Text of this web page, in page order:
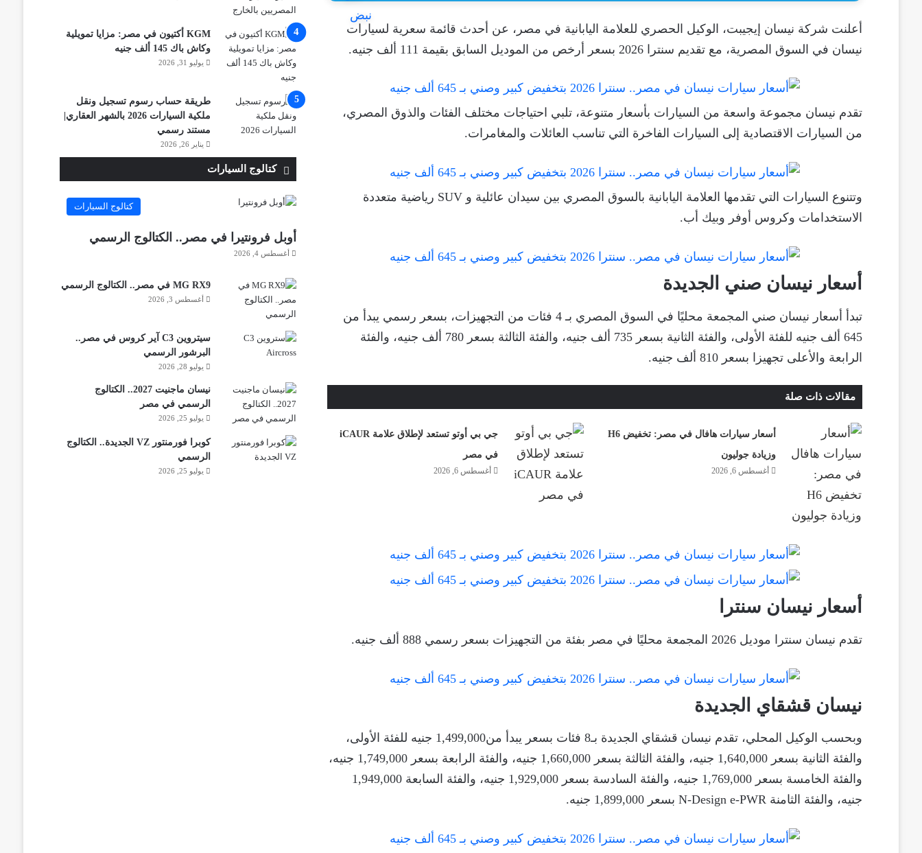
أعلنت شركة نيسان إيجيبت، الوكيل الحصري للعلامة اليابانية في مصر، عن أحدث قائمة سعرية لسيارات
نيسان في السوق المصرية، مع تقديم سنترا 2026 بسعر أرخص من الموديل السابق بقيمة 111 ألف جنيه.
تقدم نيسان مجموعة واسعة من السيارات بأسعار متنوعة، تلبي احتياجات مختلف الفئات والذوق المصري،
من السيارات الاقتصادية إلى السيارات الفاخرة التي تناسب العائلات والمغامرات.
وتتنوع السيارات التي تقدمها العلامة اليابانية بالسوق المصري بين سيدان عائلية و SUV رياضية متعددة
الاستخدامات وكروس أوفر وبيك أب.
أسعار نيسان صني الجديدة
تبدأ أسعار نيسان صني المجمعة محليًا في السوق المصري بـ 4 فئات من التجهيزات، بسعر رسمي يبدأ من
645 ألف جنيه للفئة الأولى، والفئة الثانية بسعر 735 ألف جنيه، والفئة الثالثة بسعر 780 ألف جنيه، والفئة
الرابعة والأعلى تجهيزا بسعر 810 ألف جنيه.
مقالات ذات صلة
أسعار سيارات هافال في مصر: تخفيض H6
وزيادة جوليون
أغسطس 6, 2026
جي بي أوتو تستعد لإطلاق علامة iCAUR
في مصر
أغسطس 6, 2026
أسعار نيسان سنترا
تقدم نيسان سنترا موديل 2026 المجمعة محليًا في مصر بفئة من التجهيزات بسعر رسمي 888 ألف جنيه.
نيسان قشقاي الجديدة
وبحسب الوكيل المحلي، تقدم نيسان قشقاي الجديدة بـ8 فئات بسعر يبدأ من1,499,000 جنيه للفئة الأولى،
والفئة الثانية بسعر 1,640,000 جنيه، والفئة الثالثة بسعر 1,660,000 جنيه، والفئة الرابعة بسعر 1,749,000 جنيه،
والفئة الخامسة بسعر 1,769,000 جنيه، والفئة السادسة بسعر 1,929,000 جنيه، والفئة السابعة 1,949,000
جنيه، والفئة الثامنة N-Design e-PWR بسعر 1,899,000 جنيه.
KGM أكتيون في مصر: مزايا تمويلية
وكاش باك 145 ألف جنيه
يوليو 31, 2026
طريقة حساب رسوم تسجيل ونقل
ملكية السيارات 2026 بالشهر العقاري|
مستند رسمي
يناير 26, 2026
كتالوج السيارات
كتالوج السيارات
أوبل فرونتيرا في مصر.. الكتالوج الرسمي
أغسطس 4, 2026
MG RX9 في مصر.. الكتالوج الرسمي
أغسطس 3, 2026
سيتروين C3 آير كروس في مصر..
البرشور الرسمي
يوليو 28, 2026
نيسان ماجنيت 2027.. الكتالوج
الرسمي في مصر
يوليو 25, 2026
كوبرا فورمنتور VZ الجديدة.. الكتالوج
الرسمي
يوليو 25, 2026